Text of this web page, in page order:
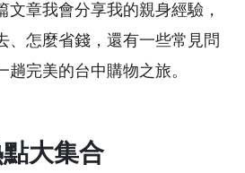
文章我會分享我的親身經驗，
、怎麼省錢，還有一些常見問
趟完美的台中購物之旅。
大集合